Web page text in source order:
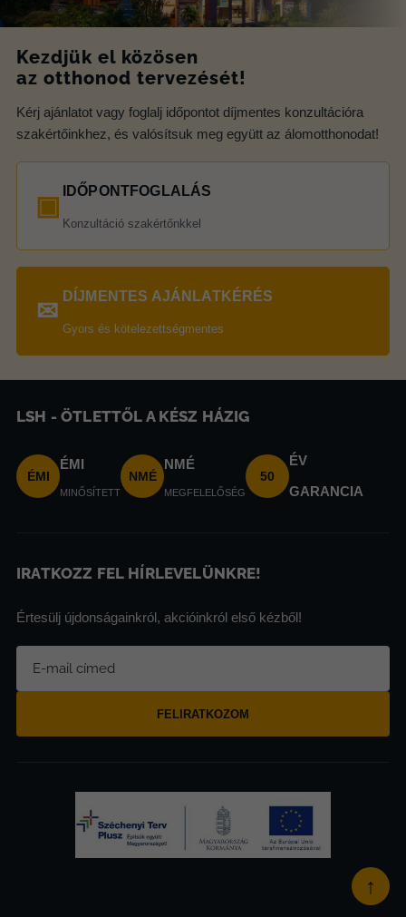
Kezdjük el közösen
az otthonod tervezését!
Kérj ajánlatot vagy foglalj időpontot díjmentes konzultációra
szakértőinkhez, és valósítsuk meg együtt az álomotthonodat!
▣ IDŐPONTFOGLALÁS
Konzultáció szakértőnkkel
✉ DÍJMENTES AJÁNLATKÉRÉS
Gyors és kötelezettségmentes
LSH - ÖTLETTŐL A KÉSZ HÁZIG
ÉMI
ÉMI
MINŐSÍTETT
NMÉ
NMÉ
MEGFELELŐSÉG
50
ÉV
GARANCIA
IRATKOZZ FEL HÍRLEVELÜNKRE!
Értesülj újdonságainkról, akcióinkról első kézből!
FELIRATKOZOM
↑